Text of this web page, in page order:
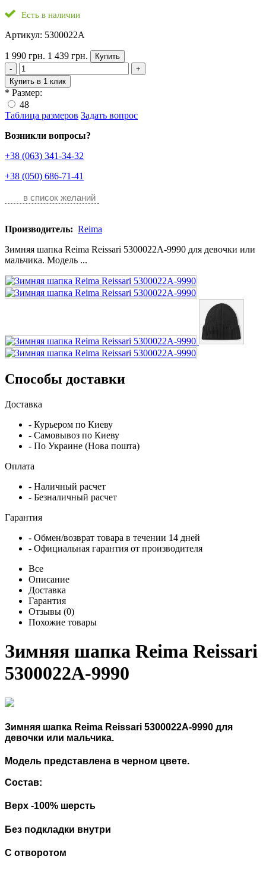
Есть в наличии
Артикул: 5300022A
1 990 грн. 1 439 грн.
Купить
-
+
Купить в 1 клик
* Размер:
48
Таблица размеров Задать вопрос
Возникли вопросы?
+38 (063) 341-34-32
+38 (050) 686-71-41
в список желаний
Производитель: Reima
Зимняя шапка Reima Reissari 5300022A-9990 для девочки или
мальчика. Модель ...
Способы доставки
Доставка
- Курьером по Киеву
- Самовывоз по Киеву
- По Украине (Нова пошта)
Оплата
- Наличный расчет
- Безналичный расчет
Гарантия
- Обмен/возврат товара в течении 14 дней
- Официальная гарантия от производителя
Все
Описание
Доставка
Гарантия
Отзывы (0)
Похожие товары
Зимняя шапка Reima Reissari
5300022A-9990
Зимняя шапка Reima Reissari 5300022A-9990 для
девочки или мальчика.
Модель представлена в черном цвете.
Состав:
Верх -100% шерсть
Без подкладки внутри
С отворотом